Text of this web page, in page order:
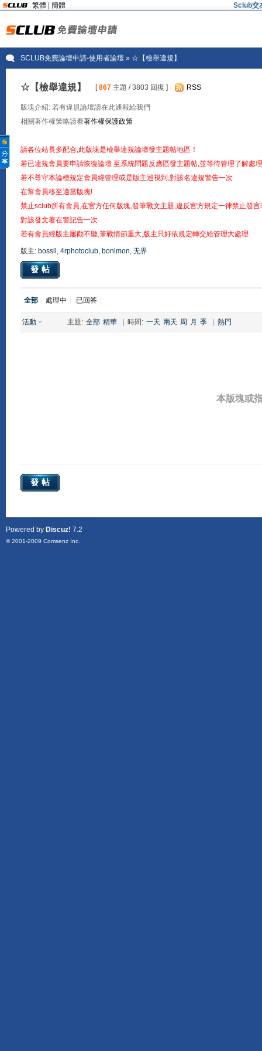
繁體 簡體 Sclub交
SCLUB免費論壇申請-使用者論壇» ☆【檢舉違規】
☆【檢舉違規】 [867主題 / 3803 回復 ] RSS
版塊介紹: 若有違規論壇請在此通報給我們
相關著作權策略請看著作權保護政策
請各位站長多配合,此版塊是檢舉違規論壇發主題帖地區！
若已違規會員要申請恢復論壇 至系統問題反應區發主題帖,並等待管理了解處
若不尊守本論檀規定會員經管理或是版主巡視到,對該名違規警告一次
在幫會員移至適當版塊!
禁止sclub所有會員,在官方任何版塊,發筆戰文主題,違反官方規定一律禁止發言
對該發文著在警記告一次
若有會員經版主屢勸不聽,筆戰情節重大,版主只好依規定轉交給管理大處理
版主: bossll , 4rphotoclub, bonimon, 无界
發帖
全部 處理中 已回答
活動 主題: 全部 精華 時間: 一天 兩天 周 月 季 熱門
本版塊或
發帖
Powered by Discuz! 7.2
© 2001-2009 Comsenz Inc.